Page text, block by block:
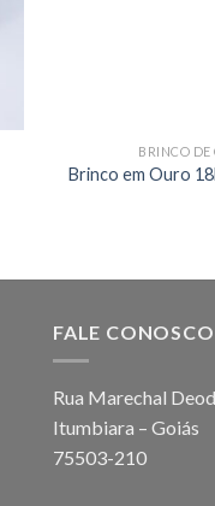
BRINCO DE
Brinco em Ouro
FALE CONOSCO
Rua Marechal
Itumbiara – Goiás
75503-210